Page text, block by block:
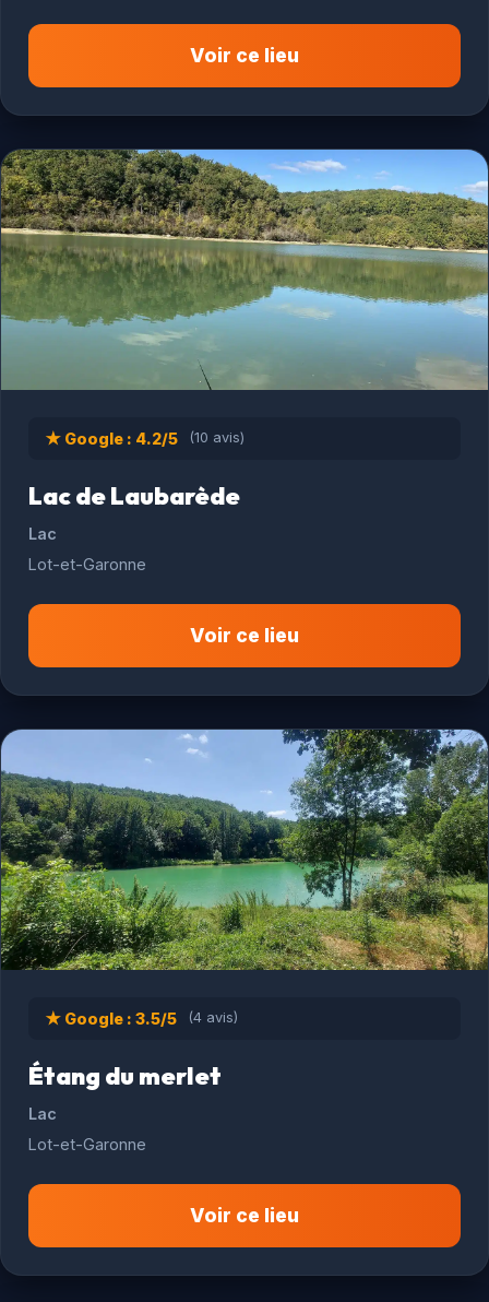
Voir ce lieu
★ Google : 4.2/5 (10 avis)
Lac de Laubarède
Lac
Lot-et-Garonne
Voir ce lieu
★ Google : 3.5/5 (4 avis)
Étang du merlet
Lac
Lot-et-Garonne
Voir ce lieu